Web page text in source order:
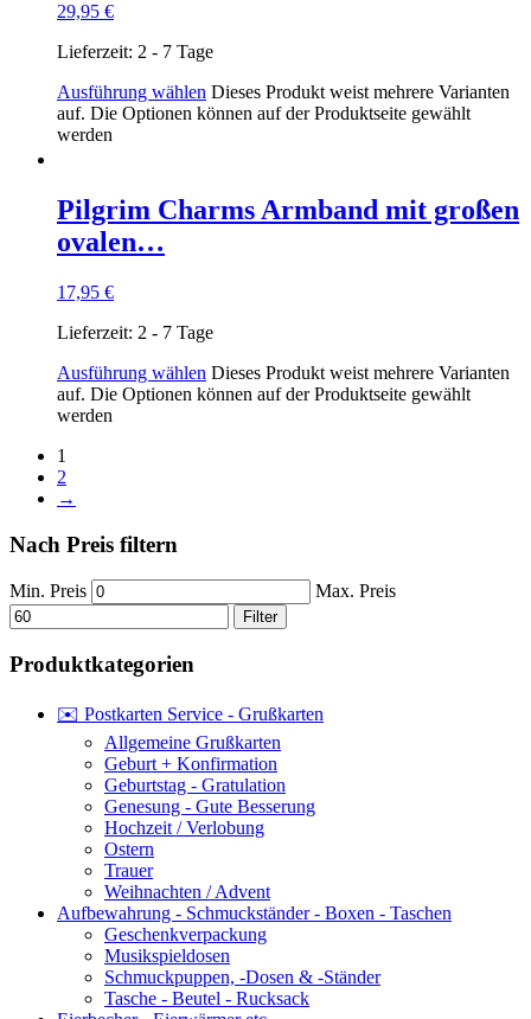
29,95 €
Lieferzeit: 2 - 7 Tage
Ausführung wählen Dieses Produkt weist mehrere Varianten
auf. Die Optionen können auf der Produktseite gewählt
werden
Pilgrim Charms Armband mit großen
ovalen…
17,95 €
Lieferzeit: 2 - 7 Tage
Ausführung wählen Dieses Produkt weist mehrere Varianten
auf. Die Optionen können auf der Produktseite gewählt
werden
1
2
→
Nach Preis filtern
Min. Preis Max. Preis
Filter
Produktkategorien
✉️ Postkarten Service - Grußkarten
Allgemeine Grußkarten
Geburt + Konfirmation
Geburtstag - Gratulation
Genesung - Gute Besserung
Hochzeit / Verlobung
Ostern
Trauer
Weihnachten / Advent
Aufbewahrung - Schmuckständer - Boxen - Taschen
Geschenkverpackung
Musikspieldosen
Schmuckpuppen, -Dosen & -Ständer
Tasche - Beutel - Rucksack